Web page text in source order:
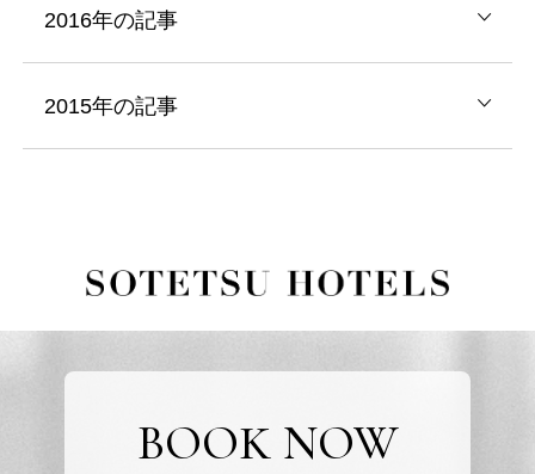
2016年の記事
2015年の記事
BOOK NOW